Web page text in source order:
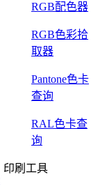
RGB配色器
RGB色彩拾
取器
Pantone色卡
查询
RAL色卡查
询
印刷工具